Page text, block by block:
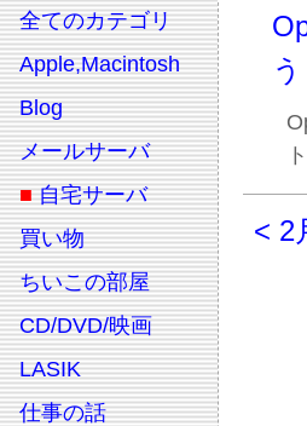
全てのカテゴリ
Apple,Macintosh
Blog
メールサーバ
■ 自宅サーバ
買い物
ちいこの部屋
CD/DVD/映画
LASIK
仕事の話
う
< 2